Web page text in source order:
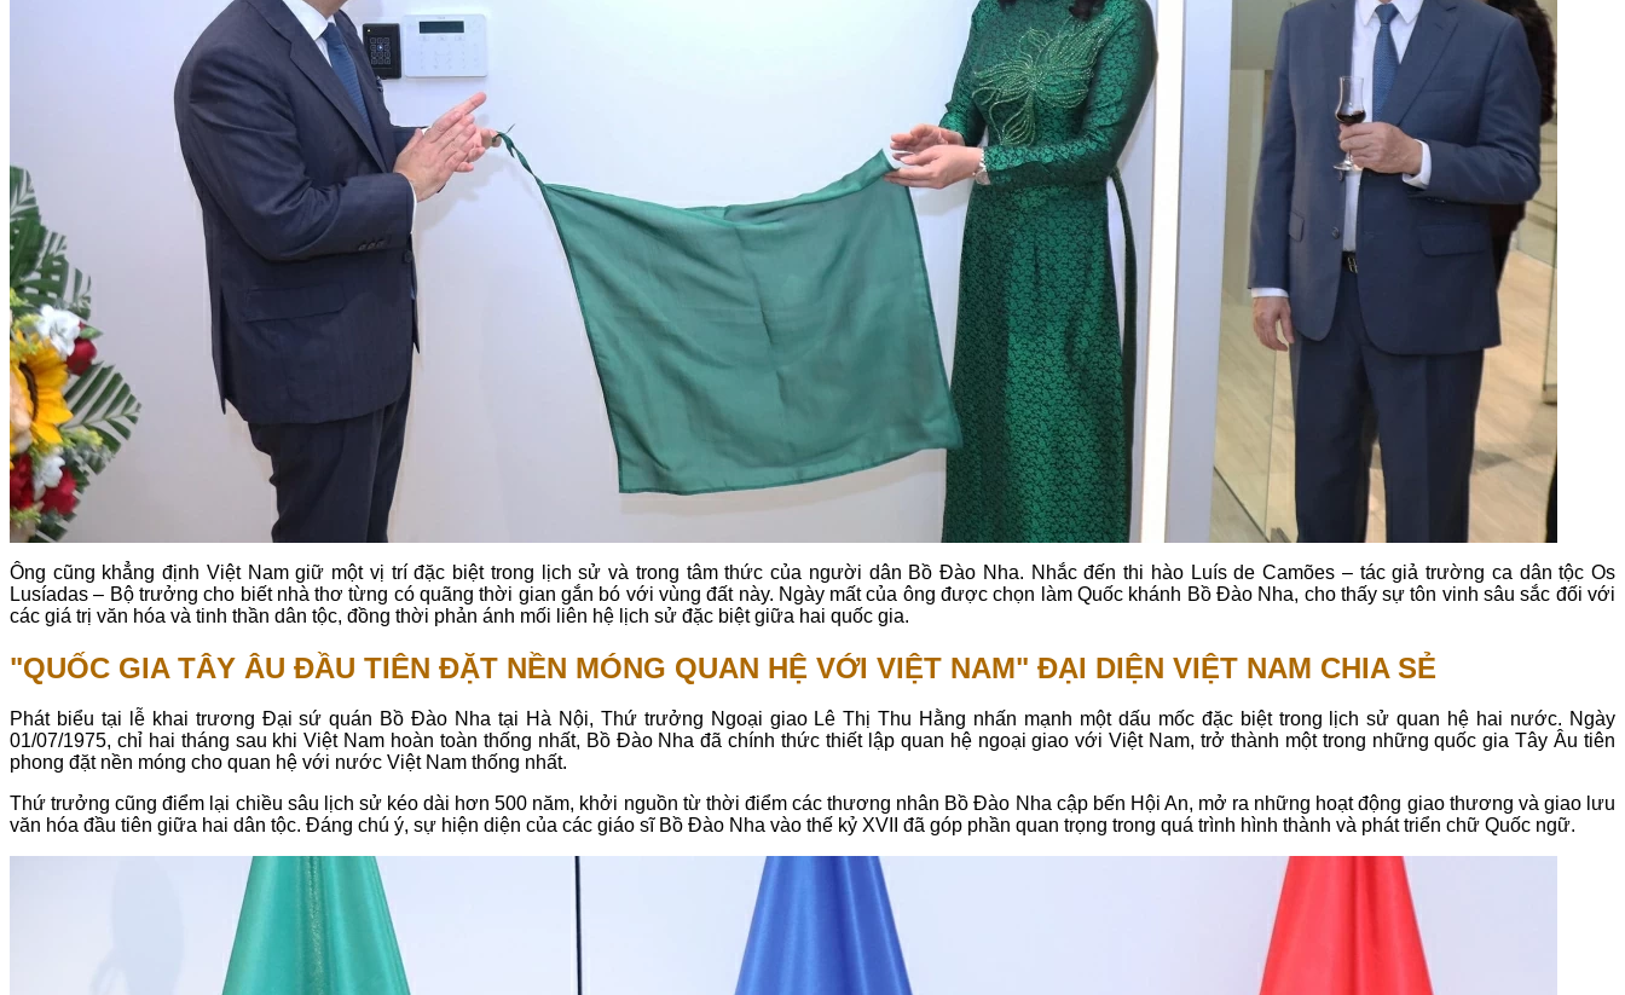
Ông cũng khẳng định Việt Nam giữ một vị trí đặc biệt trong lịch sử và trong tâm thức của người dân Bồ Đào Nha. Nhắc đến thi hào Luís de Camões – tác giả trường ca dân tộc Os
Lusíadas – Bộ trưởng cho biết nhà thơ từng có quãng thời gian gắn bó với vùng đất này. Ngày mất của ông được chọn làm Quốc khánh Bồ Đào Nha, cho thấy sự tôn vinh sâu sắc đối với
các giá trị văn hóa và tinh thần dân tộc, đồng thời phản ánh mối liên hệ lịch sử đặc biệt giữa hai quốc gia.
"QUỐC GIA TÂY ÂU ĐẦU TIÊN ĐẶT NỀN MÓNG QUAN HỆ VỚI VIỆT NAM" ĐẠI DIỆN VIỆT NAM CHIA SẺ
Phát biểu tại lễ khai trương Đại sứ quán Bồ Đào Nha tại Hà Nội, Thứ trưởng Ngoại giao Lê Thị Thu Hằng nhấn mạnh một dấu mốc đặc biệt trong lịch sử quan hệ hai nước. Ngày
01/07/1975, chỉ hai tháng sau khi Việt Nam hoàn toàn thống nhất, Bồ Đào Nha đã chính thức thiết lập quan hệ ngoại giao với Việt Nam, trở thành một trong những quốc gia Tây Âu tiên
phong đặt nền móng cho quan hệ với nước Việt Nam thống nhất.
Thứ trưởng cũng điểm lại chiều sâu lịch sử kéo dài hơn 500 năm, khởi nguồn từ thời điểm các thương nhân Bồ Đào Nha cập bến Hội An, mở ra những hoạt động giao thương và giao lưu
văn hóa đầu tiên giữa hai dân tộc. Đáng chú ý, sự hiện diện của các giáo sĩ Bồ Đào Nha vào thế kỷ XVII đã góp phần quan trọng trong quá trình hình thành và phát triển chữ Quốc ngữ.